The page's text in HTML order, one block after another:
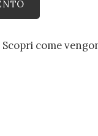
Scopri come